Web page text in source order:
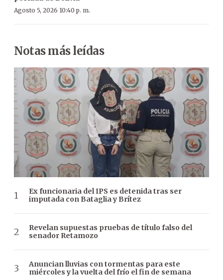
Agosto 5, 2026 10:40 p. m.
Notas más leídas
Ex funcionaria del IPS es detenida tras ser
imputada con Bataglia y Brítez
Revelan supuestas pruebas de título falso del
senador Retamozo
Anuncian lluvias con tormentas para este
miércoles y la vuelta del frío el fin de semana